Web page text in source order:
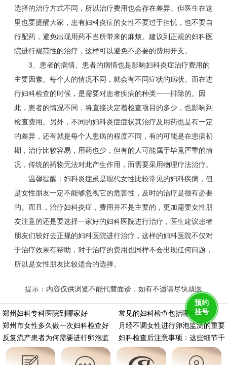
选择的治疗方式不同，所以治疗费用也会存在差异。但医生在这
里也要提醒大家，患有妇科炎症的女性不要过于担忧，也不要自
行配药，避免出现用药不当所带来的麻烦。建议到正规的妇科医
院进行规范性的治疗，这样可以避免不必要的费用开支。
3、患者的病情。患者的病情也是影响妇科炎症治疗费用的
主要因素。每个人的情况不同，就会有不同症状的病状。而在进
行妇科检查的时候，是需要对患者疾病的种类一一排除的。因
此，患者的情况不同，将直接决定着检查项目的多少，也影响到
检查费用。另外，不同的妇科炎症症状其治疗及用药也是有一定
的差异，还有就是每个人患病的程度不同，有的可能是在患病初
期，治疗比较容易，用药也少，但有的人可能属于毕竟严重的情
况，传统的药物无法对此产生作用，而需要采用物理疗法治疗。
温馨提醒：妇科炎症虽是现代女性比较常见的妇科疾病，但
是女性朋友一定不能够忽视它的危害性，及时的治疗是很有必要
的。而且，治疗妇科炎症，费用并不是主要的，更加需要女性朋
友注意的还是要选择一家好的妇科医院进行治疗，医生建议患者
朋友们较好去正规的妇科医院进行治疗，这样的妇科医院不仅对
于治疗效果有帮助，对于治疗的费用也同样不会出现任何问题，
所以是女性朋友比较适合的选择。
提示：内容仅供浏览不能代替面诊，如有不适请尽快就医
郑州妇科专科医院到哪家好
常见的妇科检查包括哪些项目
郑州市女性多久做一次妇科检查好
月经不调女性进行卵泡监测的重要
反复流产患者为何需要进行卵泡监
妇科检查后注意事项：这些细节千
预约
挂号